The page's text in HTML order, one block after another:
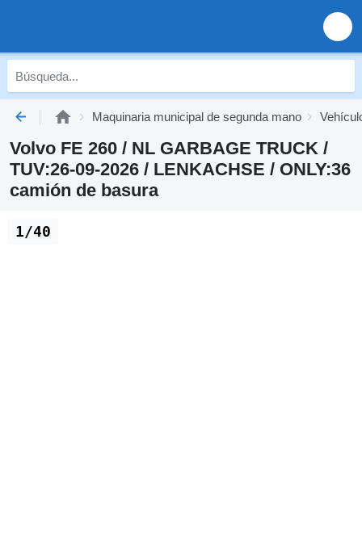
Maquinaria municipal de segunda mano
Volvo FE 260 / NL GARBAGE TRUCK /
TUV:26-09-2026 / LENKACHSE / ONLY:36
camión de basura
1/40